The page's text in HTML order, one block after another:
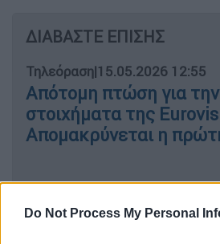
Do Not Process My Personal
ΔΙΑΒΑΣΤΕ ΕΠΙΣΗΣ
Τηλεόραση|15.05.2026 12:55
Απότομη πτώση για
στοιχήματα της
Απομακρύνεται η
«Όλη η Ελλάδα